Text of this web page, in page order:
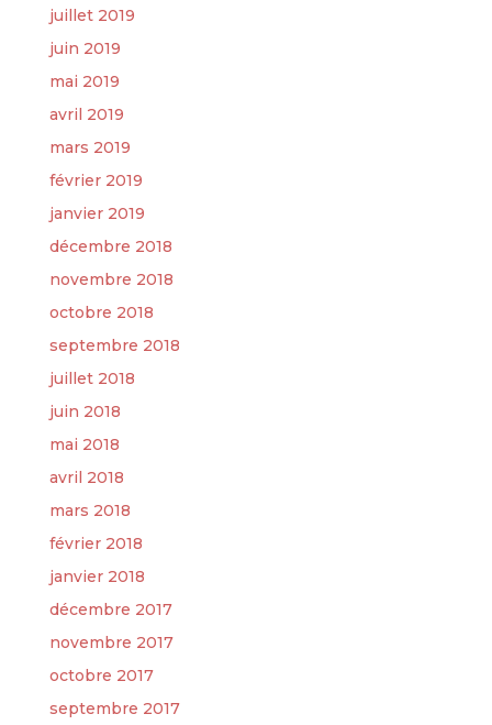
juillet 2019
juin 2019
mai 2019
avril 2019
mars 2019
février 2019
janvier 2019
décembre 2018
novembre 2018
octobre 2018
septembre 2018
juillet 2018
juin 2018
mai 2018
avril 2018
mars 2018
février 2018
janvier 2018
décembre 2017
novembre 2017
octobre 2017
septembre 2017